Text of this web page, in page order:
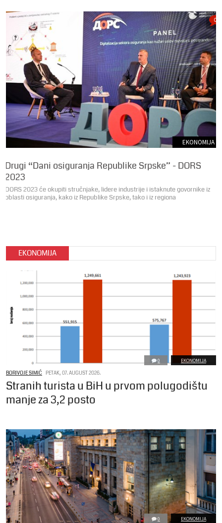
EKONOMIJA
Drugi “Dani osiguranja Republike Srpske” - DORS
2023
DORS 2023 će okupiti stručnjake, lidere industrije i istaknute govornike iz
oblasti osiguranja, kako iz Republike Srpske, tako i iz regiona
0
EKONOMIJA
0 EKONOMIJA
BORIVOJE SIMIĆ PETAK, 07. AUGUST 2026.
Stranih turista u BiH u prvom polugodištu
manje za 3,2 posto
0 EKONOMIJA